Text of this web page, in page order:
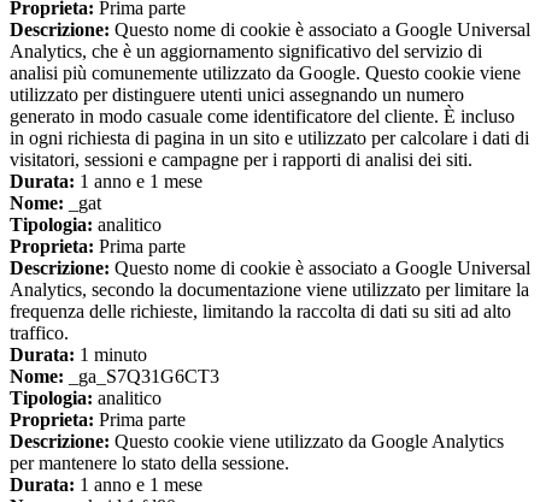
Proprieta: Prima parte
Descrizione: Questo nome di cookie è associato a Google Universal
Analytics, che è un aggiornamento significativo del servizio di
analisi più comunemente utilizzato da Google. Questo cookie viene
utilizzato per distinguere utenti unici assegnando un numero
generato in modo casuale come identificatore del cliente. È incluso
in ogni richiesta di pagina in un sito e utilizzato per calcolare i dati di
visitatori, sessioni e campagne per i rapporti di analisi dei siti.
Durata: 1 anno e 1 mese
Nome: _gat
Tipologia: analitico
Proprieta: Prima parte
Descrizione: Questo nome di cookie è associato a Google Universal
Analytics, secondo la documentazione viene utilizzato per limitare la
frequenza delle richieste, limitando la raccolta di dati su siti ad alto
traffico.
Durata: 1 minuto
Nome: _ga_S7Q31G6CT3
Tipologia: analitico
Proprieta: Prima parte
Descrizione: Questo cookie viene utilizzato da Google Analytics
per mantenere lo stato della sessione.
Durata: 1 anno e 1 mese